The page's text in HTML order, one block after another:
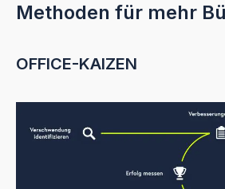
Methoden für mehr
OFFICE-KAIZEN